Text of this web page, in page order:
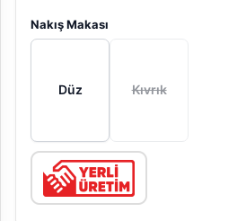
Nakış Makası
Düz Kıvrık